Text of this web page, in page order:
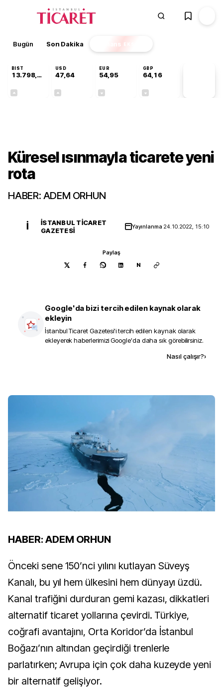
Bugün Son Dakika Finans EKSTRA
BIST
13.798,82
USD
47,64
EUR
54,95
GBP
64,16
Küresel ısınmayla ticarete yeni
rota
HABER: ADEM ORHUN
İ
İSTANBUL TICARET
GAZETESI
Yayınlanma 24.10.2022, 15:10
Paylaş
N
Google'da bizi tercih edilen kaynak olarak
ekleyin
İstanbul Ticaret Gazetesi'i tercih edilen kaynak olarak
ekleyerek haberlerimizi Google'da daha sık görebilirsiniz.
Nasıl çalışır?›
HABER: ADEM ORHUN
Önceki sene 150’nci yılını kutlayan Süveyş
Kanalı, bu yıl hem ülkesini hem dünyayı üzdü.
Kanal trafiğini durduran gemi kazası, dikkatleri
alternatif ticaret yollarına çevirdi. Türkiye,
coğrafi avantajını, Orta Koridor’da İstanbul
Boğazı’nın altından geçirdiği trenlerle
parlatırken; Avrupa için çok daha kuzeyde yeni
bir alternatif gelişiyor.